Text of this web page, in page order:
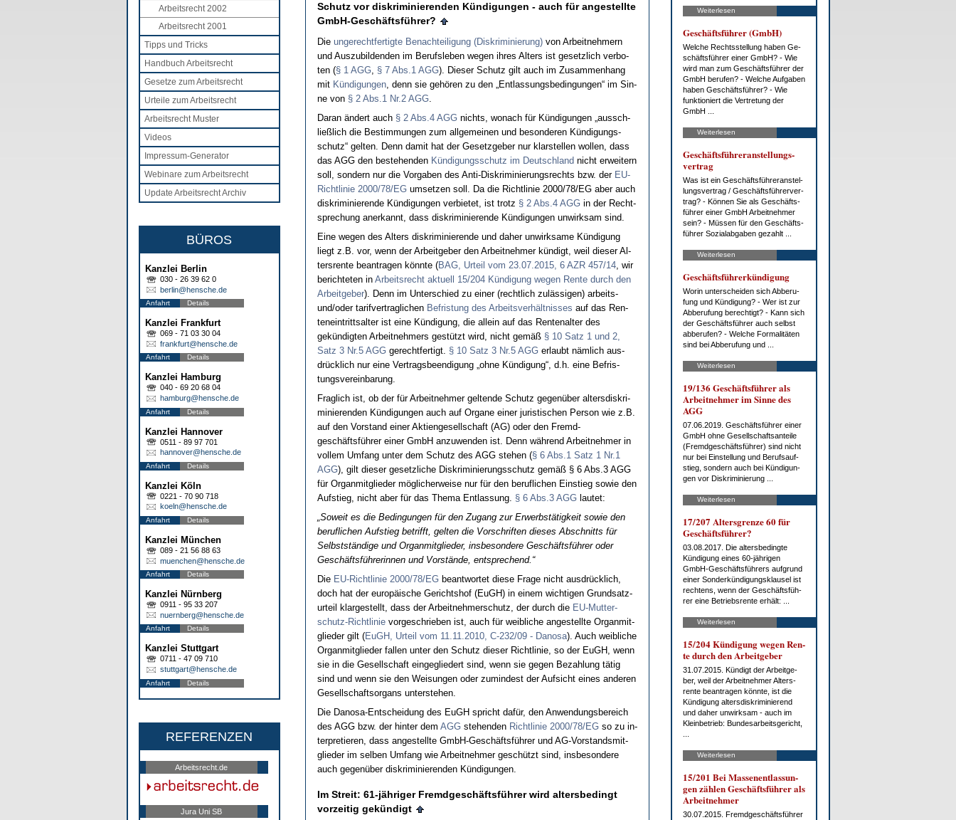
Arbeitsrecht 2002
Arbeitsrecht 2001
Tipps und Tricks
Handbuch Arbeitsrecht
Gesetze zum Arbeitsrecht
Urteile zum Arbeitsrecht
Arbeitsrecht Muster
Videos
Impressum-Generator
Webinare zum Arbeitsrecht
Update Arbeitsrecht Archiv
BÜROS
Kanzlei Berlin
030 - 26 39 62 0
berlin@hensche.de
Anfahrt Details
Kanzlei Frankfurt
069 - 71 03 30 04
frankfurt@hensche.de
Anfahrt Details
Kanzlei Hamburg
040 - 69 20 68 04
hamburg@hensche.de
Anfahrt Details
Kanzlei Hannover
0511 - 89 97 701
hannover@hensche.de
Anfahrt Details
Kanzlei Köln
0221 - 70 90 718
koeln@hensche.de
Anfahrt Details
Kanzlei München
089 - 21 56 88 63
muenchen@hensche.de
Anfahrt Details
Kanzlei Nürnberg
0911 - 95 33 207
nuernberg@hensche.de
Anfahrt Details
Kanzlei Stuttgart
0711 - 47 09 710
stuttgart@hensche.de
Anfahrt Details
REFERENZEN
Arbeitsrecht.de
Jura Uni SB
Schutz vor dis­kri­mi­nie­ren­den Kündi­gun­gen - auch für an­ge­stell­te
GmbH-Geschäftsführer?
Die un­ge­recht­fer­tig­te Be­nach­tei­li­gung (Dis­kri­mi­nie­rung)von Ar­beit­neh­mern
und Aus­zu­bil­den­den im Be­rufs­le­ben we­gen ih­res Al­ters ist ge­setz­lich ver­bo­
ten (§ 1 AGG, § 7 Abs.1 AGG). Die­ser Schutz gilt auch im Zu­sam­men­hang
mit Kündi­gun­gen, denn sie gehören zu den „Ent­las­sungs­be­din­gun­gen“ im Sin­
ne von § 2 Abs.1 Nr.2 AGG.
Dar­an ändert auch § 2 Abs.4 AGGnichts, wo­nach für Kündi­gun­gen „aus­sch­
ließlich die Be­stim­mun­gen zum all­ge­mei­nen und be­son­de­ren Kündi­gungs­
schutz“ gel­ten. Denn da­mit hat der Ge­setz­ge­ber nur klar­stel­len wol­len, dass
das AGG den be­ste­hen­den Kündi­gungs­schutz im Deutsch­land nicht er­wei­tern
soll, son­dern nur die Vor­ga­ben des An­ti-Dis­kri­mi­nie­rungs­rechts bzw. der EU-
Richt­li­nie 2000/78/EGum­set­zen soll. Da die Richt­li­nie 2000/78/EG aber auch
dis­kri­mi­nie­ren­de Kündi­gun­gen ver­bie­tet, ist trotz § 2 Abs.4 AGGin der Recht­
spre­chung an­er­kannt, dass dis­kri­mi­nie­ren­de Kündi­gun­gen un­wirk­sam sind.
Ei­ne we­gen des Al­ters dis­kri­mi­nie­ren­de und da­her un­wirk­sa­me Kündi­gung
liegt z.B. vor, wenn der Ar­beit­ge­ber den Ar­beit­neh­mer kündigt, weil die­ser Al­
ters­ren­te be­an­tra­gen könn­te (BAG, Ur­teil vom 23.07.2015, 6 AZR 457/14, wir
be­rich­te­ten in Ar­beits­recht ak­tu­ell 15/204 Kündi­gung we­gen Ren­te durch den
Ar­beit­ge­ber). Denn im Un­ter­schied zu ei­ner (recht­lich zulässi­gen) ar­beits-
und/oder ta­rif­ver­trag­li­chen Be­fris­tung des Ar­beits­verhält­nis­ses auf das Ren­
ten­ein­tritts­al­ter ist ei­ne Kündi­gung, die al­lein auf das Ren­ten­al­ter des
gekündig­ten Ar­beit­neh­mers gestützt wird, nicht gemäß § 10 Satz 1 und 2,
Satz 3 Nr.5 AGGge­recht­fer­tigt. § 10 Satz 3 Nr.5 AGGer­laubt nämlich aus­
drück­lich nur ei­ne Ver­trags­be­en­di­gung „oh­ne Kündi­gung“, d.h. ei­ne Be­fris­
tungs­ver­ein­ba­rung.
Frag­lich ist, ob der für Ar­beit­neh­mer gel­ten­de Schutz ge­genüber al­ters­dis­kri­
mi­nie­ren­den Kündi­gun­gen auch auf Or­ga­ne ei­ner ju­ris­ti­schen Per­son wie z.B.
auf den Vor­stand ei­ner Ak­ti­en­ge­sell­schaft (AG) oder den Fremd­
geschäftsführer ei­ner GmbH an­zu­wen­den ist. Denn während Ar­beit­neh­mer in
vol­lem Um­fang un­ter dem Schutz des AGG ste­hen (§ 6 Abs.1 Satz 1 Nr.1
AGG), gilt die­ser ge­setz­li­che Dis­kri­mi­nie­rungs­schutz gemäß § 6 Abs.3 AGG
für Or­gan­mit­glie­der mögli­cher­wei­se nur für den be­ruf­li­chen Ein­stieg so­wie den
Auf­stieg, nicht aber für das The­ma Ent­las­sung. § 6 Abs.3 AGGlau­tet:
„So­weit es die Be­din­gun­gen für den Zu­gang zur Er­werbstätig­keit so­wie den
be­ruf­li­chen Auf­stieg be­trifft, gel­ten die Vor­schrif­ten die­ses Ab­schnitts für
Selbstständi­ge und Or­gan­mit­glie­der, ins­be­son­de­re Geschäftsführer oder
Geschäftsführe­rin­nen und Vorstände, ent­spre­chend.“
Die EU-Richt­li­nie 2000/78/EGbe­ant­wor­tet die­se Fra­ge nicht aus­drück­lich,
doch hat der eu­ropäische Ge­richts­hof (EuGH) in ei­nem wich­ti­gen Grund­satz­
ur­teil klar­ge­stellt, dass der Ar­beit­neh­mer­schutz, der durch die EU-Mut­ter­
schutz-Richt­li­nievor­ge­schrie­ben ist, auch für weib­li­che an­ge­stell­te Or­gan­mit­
glie­der gilt (EuGH, Ur­teil vom 11.11.2010, C-232/09 - Da­no­sa). Auch weib­li­che
Or­gan­mit­glie­der fal­len un­ter den Schutz die­ser Richt­li­nie, so der EuGH, wenn
sie in die Ge­sell­schaft ein­ge­glie­dert sind, wenn sie ge­gen Be­zah­lung tätig
sind und wenn sie den Wei­sun­gen oder zu­min­dest der Auf­sicht ei­nes an­de­ren
Ge­sell­schafts­or­gans un­ter­ste­hen.
Die Da­no­sa-Ent­schei­dung des EuGH spricht dafür, den An­wen­dungs­be­reich
des AGG bzw. der hin­ter dem AGGste­hen­den Richt­li­nie 2000/78/EGso zu in­
ter­pre­tie­ren, dass an­ge­stell­te GmbH-Geschäftsführer und AG-Vor­stands­mit­
glie­der im sel­ben Um­fang wie Ar­beit­neh­mer geschützt sind, ins­be­son­de­re
auch ge­genüber dis­kri­mi­nie­ren­den Kündi­gun­gen.
Im Streit: 61-jähri­ger Fremd­geschäftsführer wird al­ters­be­dingt
vor­zei­tig gekündigt
Weiterlesen
Ge­schäfts­füh­rer (GmbH)
Wel­che Rechts­stel­lung ha­ben Ge­
schäfts­füh­rer ei­ner GmbH? - Wie
wird man zum Ge­schäfts­füh­rer der
GmbH be­ru­fen? - Wel­che Auf­ga­ben
ha­ben Ge­schäfts­füh­rer? - Wie
funk­tio­niert die Ver­tre­tung der
GmbH ...
Weiterlesen
Ge­schäfts­füh­rer­an­stel­lungs­
ver­trag
Was ist ein Ge­schäfts­füh­rer­an­stel­
lungs­ver­trag / Ge­schäfts­füh­rer­ver­
trag? - Kön­nen Sie als Ge­schäfts­
füh­rer ei­ner GmbH Ar­beit­neh­mer
sein? - Müs­sen für den Ge­schäfts­
füh­rer So­zi­al­ab­ga­ben ge­zahlt ...
Weiterlesen
Ge­schäfts­füh­rer­kün­di­gung
Wor­in un­ter­schei­den sich Ab­be­ru­
fung und Kün­di­gung? - Wer ist zur
Ab­be­ru­fung be­rech­tigt? - Kann sich
der Ge­schäfts­füh­rer auch selbst
ab­be­ru­fen? - Wel­che For­ma­li­tä­ten
sind bei Ab­be­ru­fung und ...
Weiterlesen
19/136 Ge­schäfts­füh­rer als
Ar­beit­neh­mer im Sin­ne des
AGG
07.06.2019. Ge­schäfts­füh­rer ei­ner
GmbH oh­ne Ge­sell­schafts­an­tei­le
(Fremd­ge­schäfts­füh­rer) sind nicht
nur bei Ein­stel­lung und Be­rufs­auf­
stieg, son­dern auch bei Kün­di­gun­
gen vor Dis­kri­mi­nie­rung ...
Weiterlesen
17/207 Al­ters­gren­ze 60 für
Ge­schäfts­füh­rer?
03.08.2017. Die al­ters­be­ding­te
Kün­di­gung ei­nes 60-jäh­ri­gen
GmbH-Ge­schäfts­füh­rers auf­grund
ei­ner Son­der­kün­di­gungs­klau­sel ist
rech­tens, wenn der Ge­schäfts­füh­
rer ei­ne Be­triebs­ren­te er­hält: ...
Weiterlesen
15/204 Kün­di­gung we­gen Ren­
te durch den Ar­beit­ge­ber
31.07.2015. Kün­digt der Ar­beit­ge­
ber, weil der Ar­beit­neh­mer Al­ters­
ren­te be­an­tra­gen könn­te, ist die
Kün­di­gung al­ters­dis­kri­mi­nie­rend
und da­her un­wirk­sam - auch im
Klein­be­trieb: Bun­des­ar­beits­ge­richt,
Weiterlesen
15/201 Bei Mas­sen­ent­las­sun­
gen zäh­len Ge­schäfts­füh­rer als
Ar­beit­neh­mer
30.07.2015. Fremd­ge­schäfts­füh­rer